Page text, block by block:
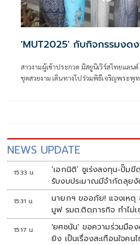
'MUT2025' กับกิจกรรมงด
สาวงามผู้เข้าประกวด มิสยูนิเวิร์สไทยแลน
ชุดสวยงาม เดินทางไปร่วมพิธีเจริญพระ
พระพร
NEWS UPDATE
15:33 น.
‘เอกนิติ’ ชูเร่งลงทุน-ปั๊ม
รับงบประมาณมีจำกัดลุย
15:31 น.
นายกฯ ขออภัย! แจงเหตุ
มูฟ รมต.ติดภารกิจ ทำไม่
คุยหาทางออก
15:17 น.
'ยศชนัน' ขอความร่วมมือ
ยิง เป็นเรื่องสะเทือนใจคน